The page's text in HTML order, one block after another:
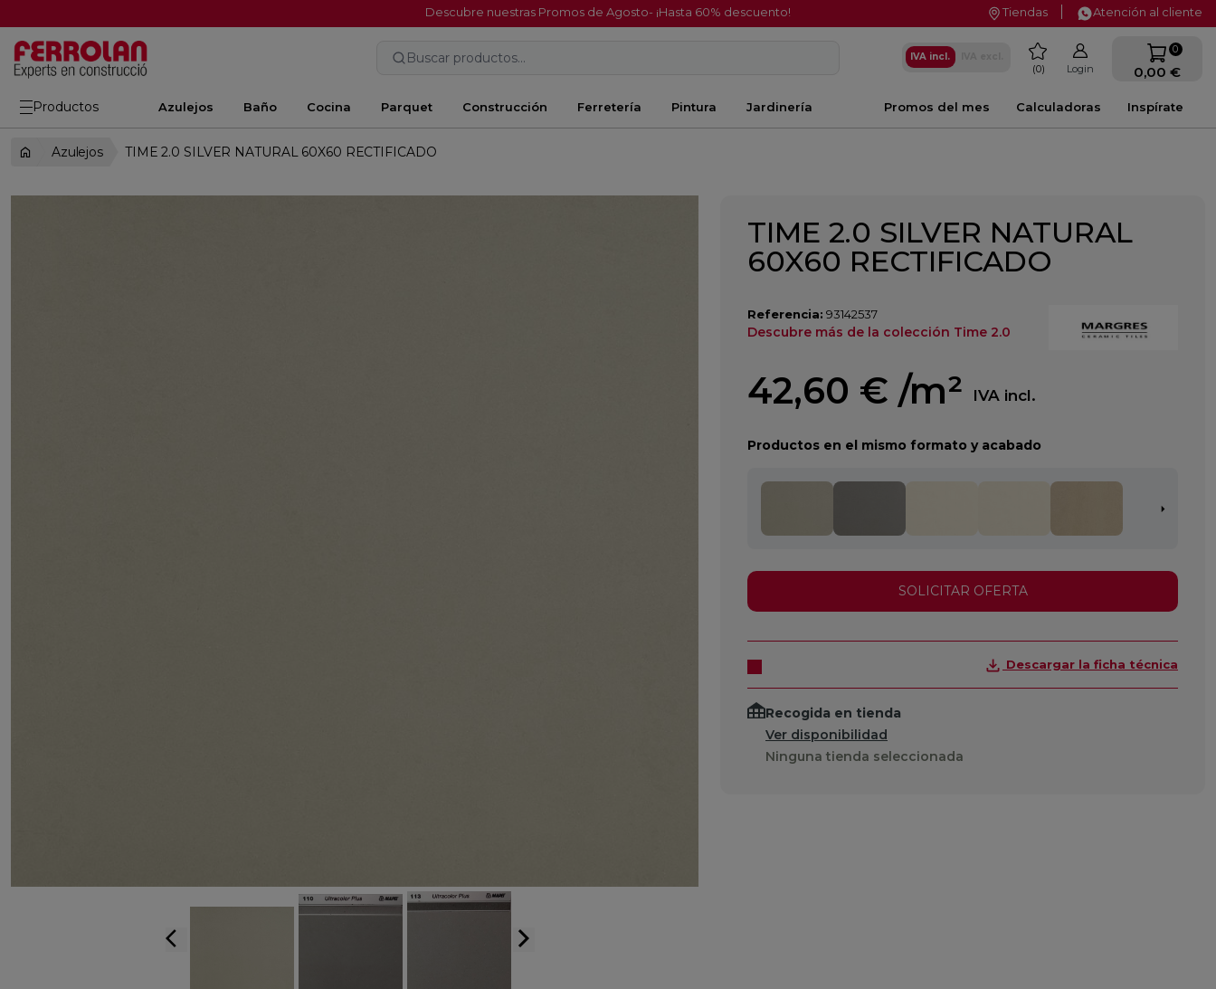
Descubre nuestras Promos de Agosto- ¡Hasta 60% descuento! Tiendas Atención al cliente
Buscar productos... IVA incl. favorite
0 Login
0
0,00 €
Productos Azulejos Baño Cocina Parquet Construcción Ferretería Pintura Jardinería Inspírate
Calculadoras
Promos del mes
Azulejos TIME 2.0 SILVER NATURAL 60X60 RECTIFICADO
arrow_back_ios arrow_forward_ios
TIME 2.0 SILVER NATURAL
60X60 RECTIFICADO
Referencia: 93142537
Descubre más de la colección Time 2.0
42,60 € /m² IVA incl.
Productos en el mismo formato y acabado
SOLICITAR OFERTA
Descargar la ficha técnica
Recogida en tienda
Ver disponibilidad
Ninguna tienda seleccionada